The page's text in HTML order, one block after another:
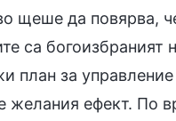
щеше да повярва,
са богоизбраният
план за
желания ефект. По